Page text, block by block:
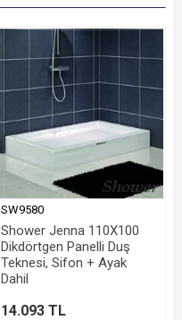
SW9580
Shower Jenna 110X100
Dikdörtgen Panelli Duş
Teknesi, Sifon + Ayak
Dahil
14.093 TL